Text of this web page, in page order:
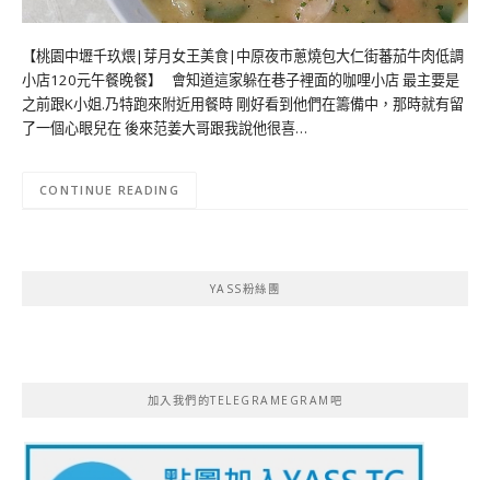
【桃園中壢千玖煨|芽月女王美食|中原夜市蔥燒包大仁街蕃茄牛肉低調
小店120元午餐晚餐】 會知道這家躲在巷子裡面的咖哩小店 最主要是
之前跟K小姐.乃特跑來附近用餐時 剛好看到他們在籌備中，那時就有留
了一個心眼兒在 後來范姜大哥跟我說他很喜…
CONTINUE READING
YASS粉絲團
加入我們的TELEGRAMEGRAM吧